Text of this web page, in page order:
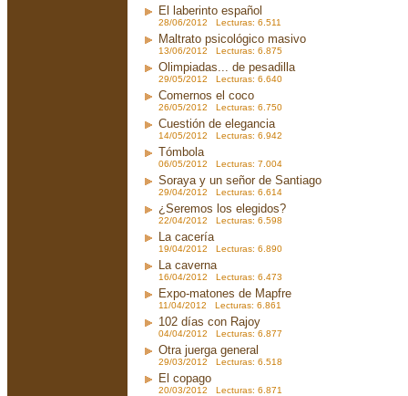
El laberinto español
28/06/2012 Lecturas: 6.511
Maltrato psicológico masivo
13/06/2012 Lecturas: 6.875
Olimpiadas... de pesadilla
29/05/2012 Lecturas: 6.640
Comernos el coco
26/05/2012 Lecturas: 6.750
Cuestión de elegancia
14/05/2012 Lecturas: 6.942
Tómbola
06/05/2012 Lecturas: 7.004
Soraya y un señor de Santiago
29/04/2012 Lecturas: 6.614
¿Seremos los elegidos?
22/04/2012 Lecturas: 6.598
La cacería
19/04/2012 Lecturas: 6.890
La caverna
16/04/2012 Lecturas: 6.473
Expo-matones de Mapfre
11/04/2012 Lecturas: 6.861
102 días con Rajoy
04/04/2012 Lecturas: 6.877
Otra juerga general
29/03/2012 Lecturas: 6.518
El copago
20/03/2012 Lecturas: 6.871